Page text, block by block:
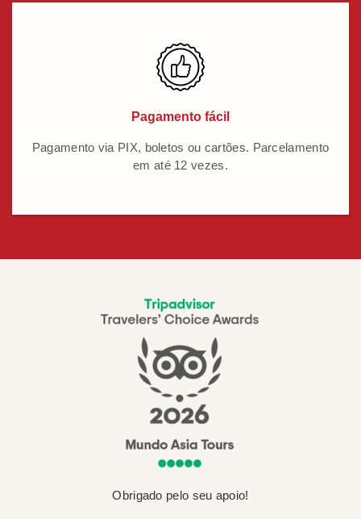
Pagamento fácil
Pagamento via PIX, boletos ou cartões. Parcelamento
em até 12 vezes.
Obrigado pelo seu apoio!